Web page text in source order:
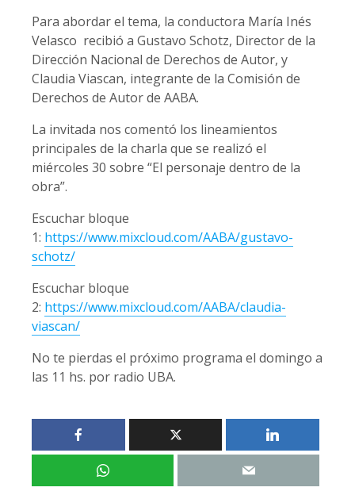
Para abordar el tema, la conductora María Inés
Velasco recibió a Gustavo Schotz, Director de la
Dirección Nacional de Derechos de Autor, y
Claudia Viascan, integrante de la Comisión de
Derechos de Autor de AABA.
La invitada nos comentó los lineamientos
principales de la charla que se realizó el
miércoles 30 sobre “El personaje dentro de la
obra”.
Escuchar bloque
1: https://www.mixcloud.com/AABA/gustavo-
schotz/
Escuchar bloque
2: https://www.mixcloud.com/AABA/claudia-
viascan/
No te pierdas el próximo programa el domingo a
las 11 hs. por radio UBA.